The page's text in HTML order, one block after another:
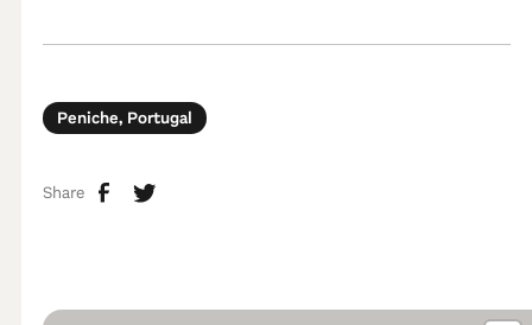
Peniche, Portugal
Share